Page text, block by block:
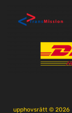
upphovsrätt © 2026